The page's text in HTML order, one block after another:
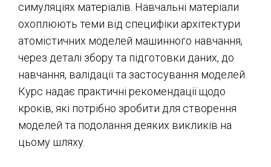
симуляціях матеріалів. Навчальні матеріали
охоплюють теми від специфіки архітектури
атомістичних моделей машинного навчання,
через деталі збору та підготовки даних, до
навчання, валідації та застосування моделей.
Курс надає практичні рекомендації щодо
кроків, які потрібно зробити для створення
моделей та подолання деяких викликів на
цьому шляху.